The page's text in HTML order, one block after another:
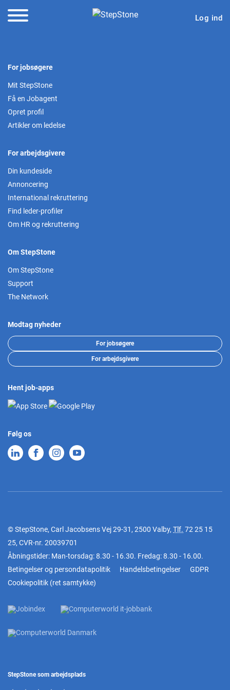
Log ind
For jobsøgere
Mit StepStone
Få en Jobagent
Opret profil
Artikler om ledelse
For arbejdsgivere
Din kundeside
Annoncering
International rekruttering
Find leder-profiler
Om HR og rekruttering
Om StepStone
Om StepStone
Support
The Network
Modtag nyheder
For jobsøgere
For arbejdsgivere
Hent job-apps
Følg os
© StepStone, Carl Jacobsens Vej 29-31, 2500 Valby, Tlf. 72 25 15
25, CVR-nr. 20039701
Åbningstider: Man-torsdag: 8.30 - 16.30. Fredag: 8.30 - 16.00.
Betingelser og persondatapolitik
Handelsbetingelser
GDPR
Cookiepolitik (ret samtykke)
StepStone som arbejdsplads